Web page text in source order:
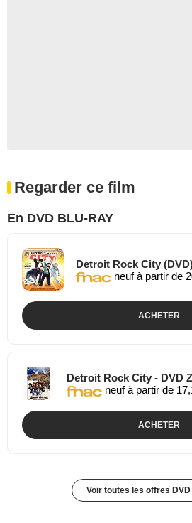
Regarder ce film
En DVD BLU-RAY
Detroit Rock City
neuf à partir de
ACHETER
Detroit Rock City - DVD
neuf à partir de
ACHETER
Voir toutes les offres DVD